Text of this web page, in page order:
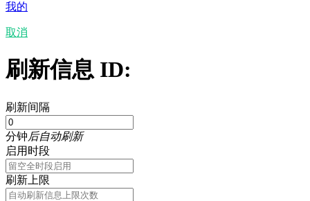
我的
取消
刷新信息 ID:
刷新间隔
分钟后自动刷新
启用时段
刷新上限